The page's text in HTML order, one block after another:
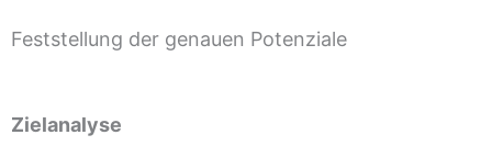
Feststellung der genauen Potenziale
Zielanalyse